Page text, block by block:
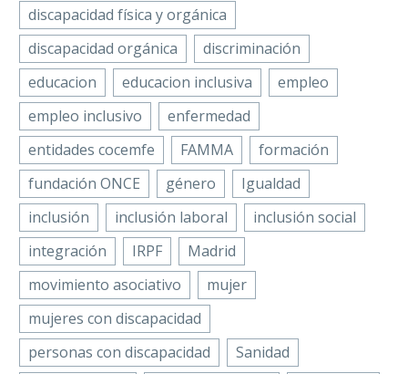
discapacidad física y orgánica
discapacidad orgánica
discriminación
educacion
educacion inclusiva
empleo
empleo inclusivo
enfermedad
entidades cocemfe
FAMMA
formación
fundación ONCE
género
Igualdad
inclusión
inclusión laboral
inclusión social
integración
IRPF
Madrid
movimiento asociativo
mujer
mujeres con discapacidad
personas con discapacidad
Sanidad